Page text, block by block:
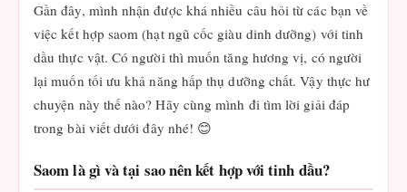
Gần đây, mình nhận được khá nhiều câu hỏi từ các bạn về
việc kết hợp saom (hạt ngũ cốc giàu dinh dưỡng) với tinh
dầu thực vật. Có người thì muốn tăng hương vị, có người
lại muốn tối ưu khả năng hấp thụ dưỡng chất. Vậy thực hư
chuyện này thế nào? Hãy cùng mình đi tìm lời giải đáp
trong bài viết dưới đây nhé! 😊
Saom là gì và tại sao nên kết hợp với tinh dầu?